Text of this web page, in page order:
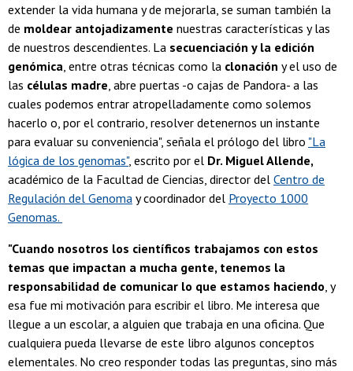
extender la vida humana y de mejorarla, se suman también la
de moldear antojadizamente nuestras características y las
de nuestros descendientes. La secuenciación y la edición
genómica, entre otras técnicas como la clonación y el uso de
las células madre, abre puertas -o cajas de Pandora- a las
cuales podemos entrar atropelladamente como solemos
hacerlo o, por el contrario, resolver detenernos un instante
para evaluar su conveniencia", señala el prólogo del libro "La
lógica de los genomas", escrito por el Dr. Miguel Allende,
académico de la Facultad de Ciencias, director del Centro de
Regulación del Genoma y coordinador del Proyecto 1000
Genomas.
"Cuando nosotros los científicos trabajamos con estos
temas que impactan a mucha gente, tenemos la
responsabilidad de comunicar lo que estamos haciendo, y
esa fue mi motivación para escribir el libro. Me interesa que
llegue a un escolar, a alguien que trabaja en una oficina. Que
cualquiera pueda llevarse de este libro algunos conceptos
elementales. No creo responder todas las preguntas, sino más